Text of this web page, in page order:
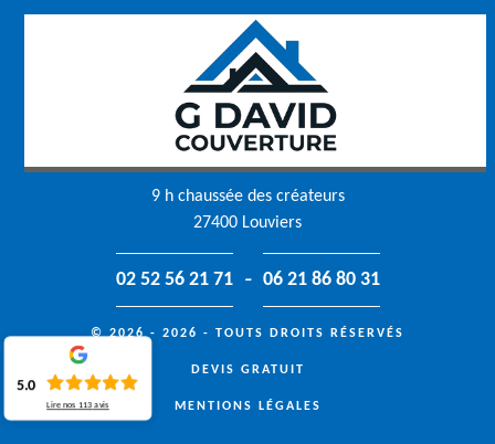
9 h chaussée des créateurs
27400 Louviers
02 52 56 21 71 - 06 21 86 80 31
© 2026 - 2026 - TOUTS DROITS RÉSERVÉS
DEVIS GRATUIT
MENTIONS LÉGALES
5.0
Lire nos 113 avis